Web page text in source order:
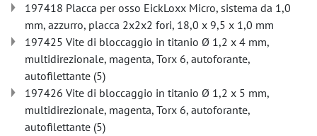
197418 Placca per osso EickLoxx Micro, sistema da 1,0
mm, azzurro, placca 2x2x2 fori, 18,0 x 9,5 x 1,0 mm
197425 Vite di bloccaggio in titanio Ø 1,2 x 4 mm,
multidirezionale, magenta, Torx 6, autoforante,
autofilettante (5)
197426 Vite di bloccaggio in titanio Ø 1,2 x 5 mm,
multidirezionale, magenta, Torx 6, autoforante,
autofilettante (5)